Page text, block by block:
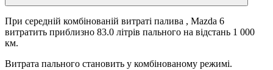
При середній комбінованій витраті палива , Mazda 6
витратить приблизно 83.0 літрів пального на відстань 1 000
км.
Витрата пального становить у комбінованому режимі.